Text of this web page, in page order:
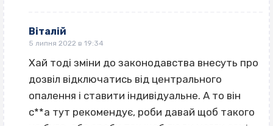
Віталій
5 липня 2022 в 19:34
Хай тоді зміни до законодавства внесуть про
дозвіл відключатись від центрального
опалення і ставити індивідуальне. А то він
с**а тут рекомендує, роби давай щоб такого